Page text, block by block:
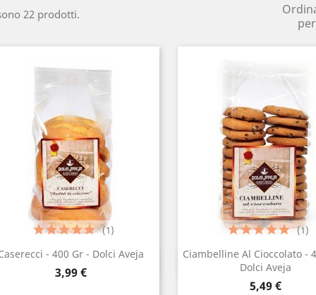
22 prodotti.
- 400 Gr - Dolci Aveja
Prezzo
3,99 €
(1)
Ciambelline Al Cioccolato -
Dolci Aveja
Prezzo
5,49 €
(1)
Anteprima